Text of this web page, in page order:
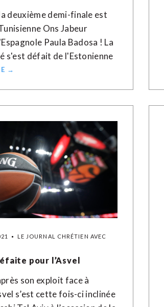
deuxième demi-finale est
Ons Jabeur
Paula Badosa ! La
s'est défait de l'Estonienne
→
LE JOURNAL CHRÉTIEN AVEC
pour l’Asvel
son exploit face à
s’est cette fois-ci inclinée